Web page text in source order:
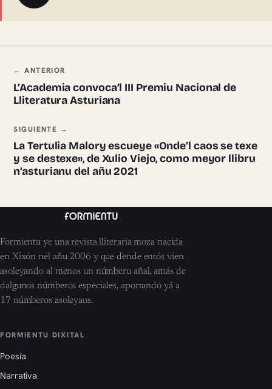
Navegación ente pieces
← ANTERIOR
L’Academia convoca’l III Premiu Nacional de
Lliteratura Asturiana
SIGUIENTE →
La Tertulia Malory escueye «Onde’l caos se texe
y se destexe», de Xulio Viejo, como meyor llibru
n’asturianu del añu 2021
Formientu ye una revista lliteraria moza nacida
en Xixón nel añu 2006 y que dende entós vien
asoleyando al menos un númberu añal, amás de
dalgunos númberos especiales, aportando yá a
17 númberos asoleyaos.
FORMIENTU DIXITAL
Poesía
Narrativa